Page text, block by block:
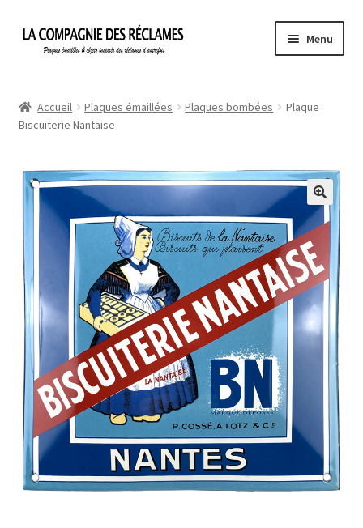
Aller
Aller
Menu
À propos de La Compagnie des Réclames
Informations légales
Ma Commande
Mon compte
Mon Panier
Politique de confidentialité
Une histoire de plaques émaillées
Accueil Plaques émaillées Plaques bombées
Plaque
Biscuiterie Nantaise